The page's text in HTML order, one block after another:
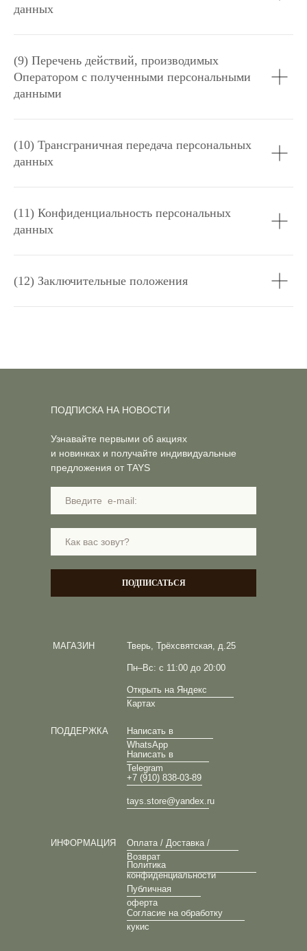
данных
(9) Перечень действий, производимых
Оператором с полученными персональными
данными
(10) Трансграничная передача персональных
данных
(11) Конфиденциальность персональных
данных
(12) Заключительные положения
Тверь, Трёхсвятская, д.25
Пн–Вс: с 11:00 до 20:00
Открыть на Яндекс
Картах
МАГАЗИН
ПОДДЕРЖКА
Написать в
WhatsApp
Написать в
Telegram
+7 (910) 838-03-89
tays.store@yandex.ru
ИНФОРМАЦИЯ
Оплата / Доставка /
Возврат
Политика
конфиденциальности
Публичная
оферта
Согласие на обработку
кукис
Узнавайте первыми об акциях
и новинках и получайте индивидуальные
предложения от TAYS
ПОДПИСАТЬСЯ
ПОДПИСКА НА НОВОСТИ